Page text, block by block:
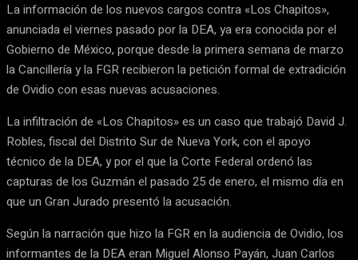
La información de los nuevos cargos contra «Los Chapitos»,
anunciada el viernes pasado por la DEA, ya era conocida por el
Gobierno de México, porque desde la primera semana de marzo
la Cancillería y la FGR recibieron la petición formal de extradición
de Ovidio con esas nuevas acusaciones.
La infiltración de «Los Chapitos» es un caso que trabajó David J.
Robles, fiscal del Distrito Sur de Nueva York, con el apoyo
técnico de la DEA, y por el que la Corte Federal ordenó las
capturas de los Guzmán el pasado 25 de enero, el mismo día en
que un Gran Jurado presentó la acusación.
Según la narración que hizo la FGR en la audiencia de Ovidio, los
informantes de la DEA eran Miguel Alonso Payán, Juan Carlos